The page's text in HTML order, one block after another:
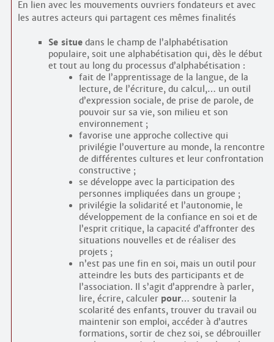
En lien avec les mouvements ouvriers fondateurs et avec
les autres acteurs qui partagent ces mêmes finalités
Se situedans le champ de l’alphabétisation
populaire, soit une alphabétisation qui, dès le début
et tout au long du processus d’alphabétisation :
fait de l’apprentissage de la langue, de la
lecture, de l’écriture, du calcul,… un outil
d’expression sociale, de prise de parole, de
pouvoir sur sa vie, son milieu et son
environnement ;
favorise une approche collective qui
privilégie l’ouverture au monde, la rencontre
de différentes cultures et leur confrontation
constructive ;
se développe avec la participation des
personnes impliquées dans un groupe ;
privilégie la solidarité et l’autonomie, le
développement de la confiance en soi et de
l’esprit critique, la capacité d’affronter des
situations nouvelles et de réaliser des
projets ;
n’est pas une fin en soi, mais un outil pour
atteindre les buts des participants et de
l’association. Il s’agit d’apprendre à parler,
lire, écrire, calculer pour… soutenir la
scolarité des enfants, trouver du travail ou
maintenir son emploi, accéder à d’autres
formations, sortir de chez soi, se débrouiller